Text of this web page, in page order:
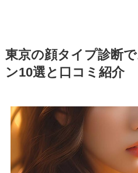
東京の顔タイプ診断
ン10選と口コミ紹介